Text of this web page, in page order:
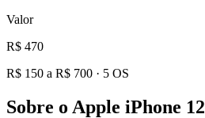
Valor
R$ 470
R$ 150 a R$ 700 · 5 OS
Sobre o Apple iPhone 12